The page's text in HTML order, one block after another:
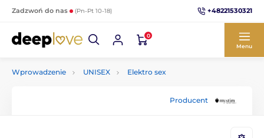
Zadzwoń do nas (Pn-Pt 10-18) +48221530321
0
Menu
Wprowadzenie UNISEX Elektro sex
Producent